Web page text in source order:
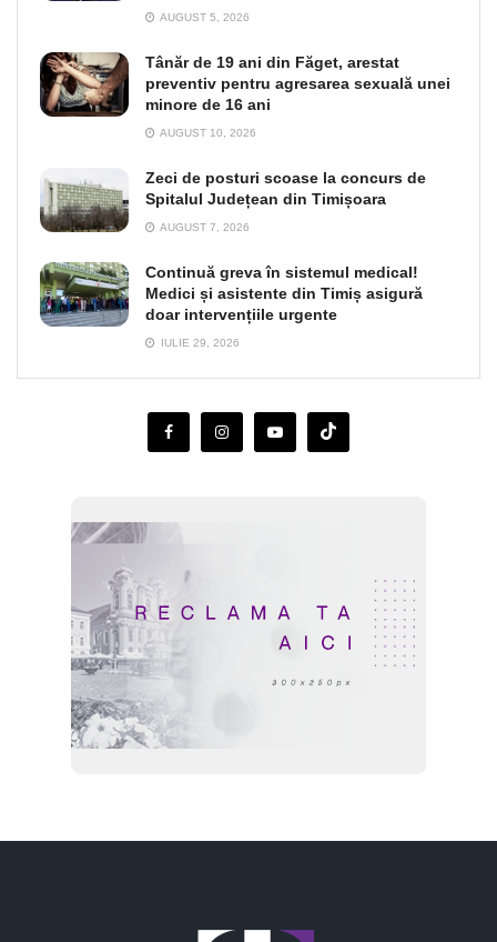
AUGUST 5, 2026
Tânăr de 19 ani din Făget, arestat
preventiv pentru agresarea sexuală unei
minore de 16 ani
AUGUST 10, 2026
Zeci de posturi scoase la concurs de
Spitalul Județean din Timișoara
AUGUST 7, 2026
Continuă greva în sistemul medical!
Medici și asistente din Timiș asigură
doar intervențiile urgente
IULIE 29, 2026